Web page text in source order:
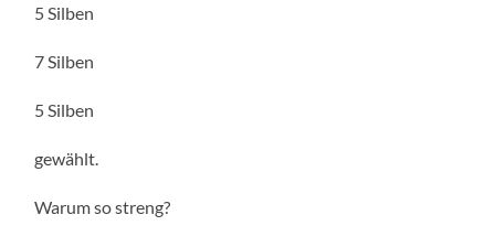
5 Silben
7 Silben
5 Silben
gewählt.
Warum so streng?